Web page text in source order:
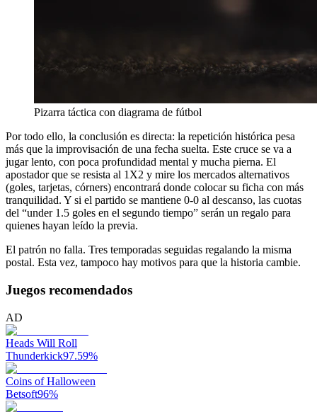
Pizarra táctica con diagrama de fútbol
Por todo ello, la conclusión es directa: la repetición histórica pesa
más que la improvisación de una fecha suelta. Este cruce se va a
jugar lento, con poca profundidad mental y mucha pierna. El
apostador que se resista al 1X2 y mire los mercados alternativos
(goles, tarjetas, córners) encontrará donde colocar su ficha con más
tranquilidad. Y si el partido se mantiene 0-0 al descanso, las cuotas
del “under 1.5 goles en el segundo tiempo” serán un regalo para
quienes hayan leído la previa.
El patrón no falla. Tres temporadas seguidas regalando la misma
postal. Esta vez, tampoco hay motivos para que la historia cambie.
Juegos recomendados
AD
Heads Will Roll
Thunderkick97.59%
Coins of Halloween
Betsoft96%